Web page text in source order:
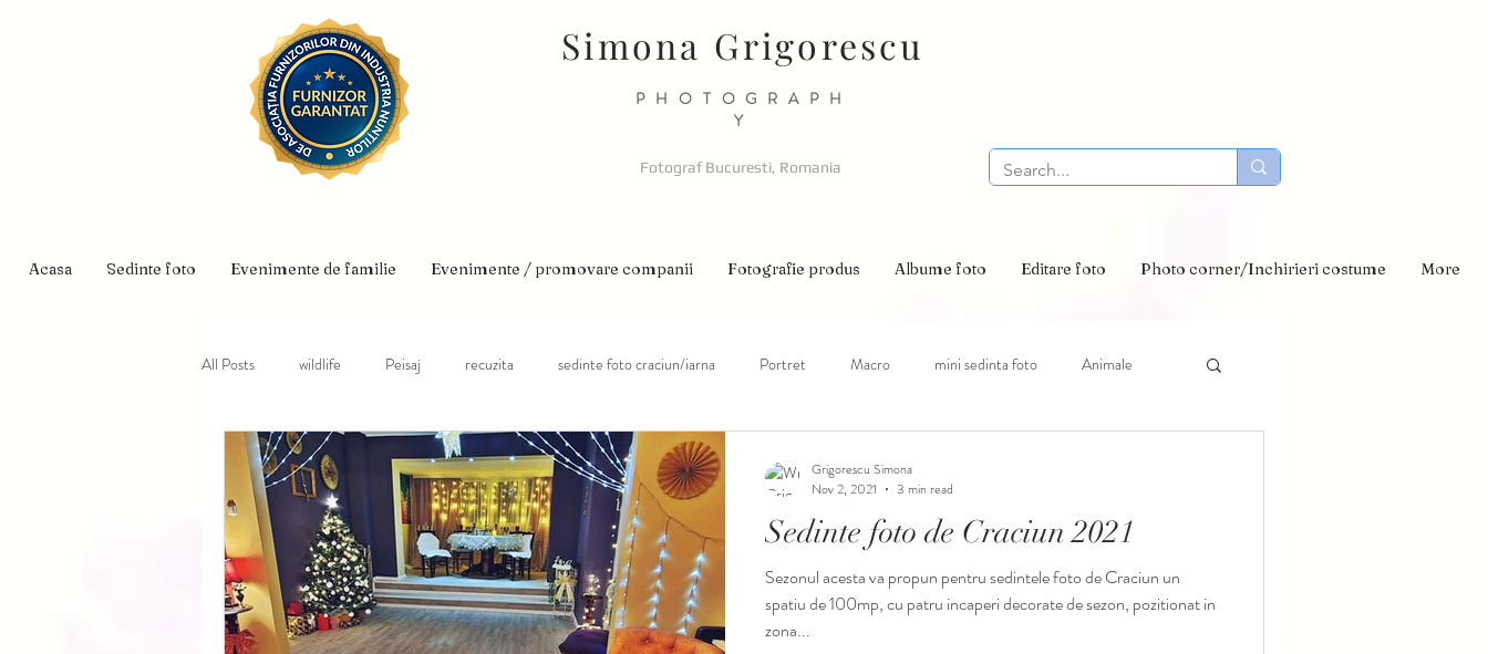
Simona Grigorescu
PHOTOGRAPH
Y
Fotograf Bucuresti, Romania
Acasa Sedinte foto Evenimente de familie Evenimente / promovare companii Fotografie produs Albume foto Editare foto Photo corner/Inchirieri costume More
All Posts wildlife Peisaj recuzita sedinte foto craciun/iarna Portret Macro mini sedinta foto Animale
Traditii Mommy and Me copii cu nevoi speciale autism
Eu si mami absolventi sedinte foto toamna sedinte foto ziua indragostitilor oferte gradinita sedintefotovara
oferta speciala sedinte foto vara
Sedinte foto de Craciun 2021
Sezonul acesta va propun pentru sedintele foto de Craciun un
spatiu de 100mp, cu patru incaperi decorate de sezon, pozitionat in
zona...
Grigorescu Simona
Nov 2, 2021
3 min read